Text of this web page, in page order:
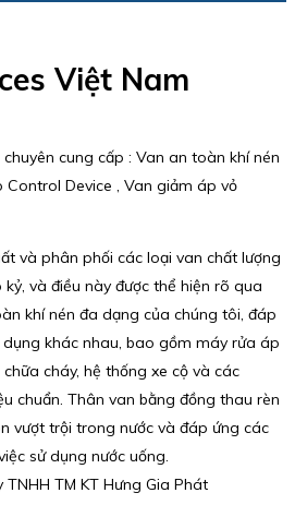
Việt Nam
cung cấp : Van an toàn khí nén
Device , Van giảm áp vỏ
và phân phối các loại van chất lượng
và điều này được thể hiện rõ qua
khí nén đa dạng của chúng tôi, đáp
khác nhau, bao gồm máy rửa áp
cháy, hệ thống xe cộ và các
chuẩn. Thân van bằng đồng thau rèn
vượt trội trong nước và đáp ứng các
sử dụng nước uống.
TM KT Hưng Gia Phát